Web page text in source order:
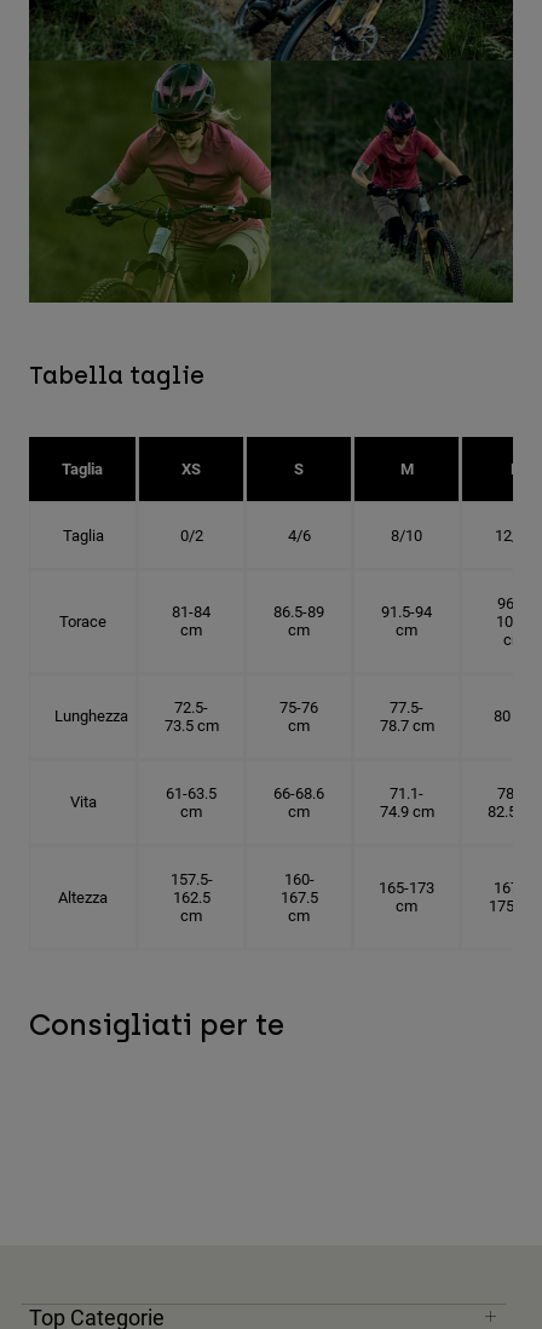
Tabella taglie
Taglia XS S M L
Taglia 0/2 4/6 8/10 12/14
Torace
81-84
cm
86.5-89
cm
91.5-94
cm
96.5-
101.5
cm
Lunghezza
72.5-
73.5 cm
75-76
cm
77.5-
78.7 cm
80 cm
Vita
61-63.5
cm
66-68.6
cm
71.1-
74.9 cm
78.7-
82.5 cm
Altezza
157.5-
162.5
cm
160-
167.5
cm
165-173
cm
167.5-
175 cm
Consigliati per te
Top Categorie